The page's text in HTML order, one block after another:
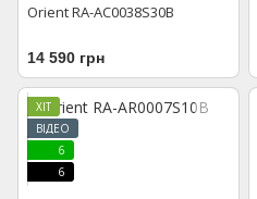
Orient RA-AC0038S30B
14 590 грн
ХІТ
ВІДЕО
6
6